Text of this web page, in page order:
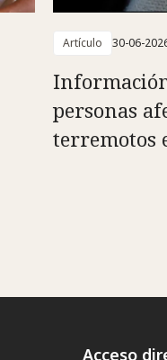
Artículo 30-06-
personas
terremotos
Acceso